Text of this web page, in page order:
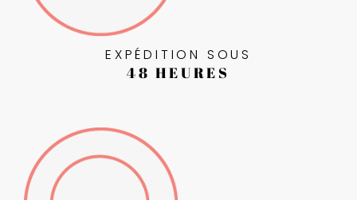
EXPÉDITION SOUS
48 HEURES